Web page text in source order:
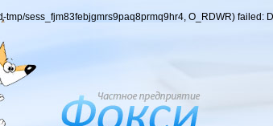
tmp/sess_fjm83febjgmrs9paq8prmq9hr4, O_RDWR) failed: